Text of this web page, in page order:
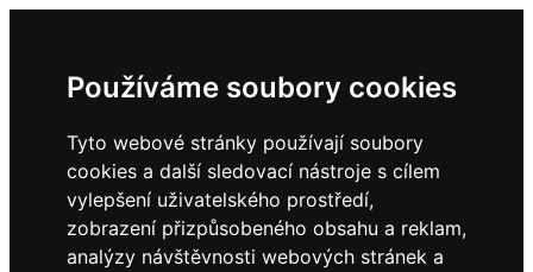
Používáme soubory cookies
Tyto webové stránky používají soubory
cookies a další sledovací nástroje s cílem
vylepšení uživatelského prostředí,
zobrazení přizpůsobeného obsahu a reklam,
analýzy návštěvnosti webových stránek a